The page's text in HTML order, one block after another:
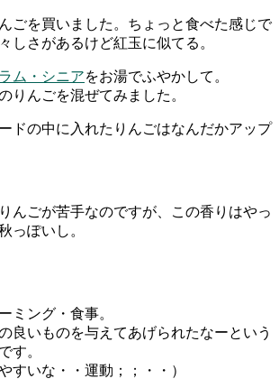
ごを買いました。ちょっと食べた感じで
しさがあるけど紅玉に似てる。
ム・シニアをお湯でふやかして。
りんごを混ぜてみました。
ドの中に入れたりんごはなんだかアップ
んごが苦手なのですが、この香りはやっ
っぽいし。
ミング・食事。
良いものを与えてあげられたなーという
す。
すいな・・運動；；・・）